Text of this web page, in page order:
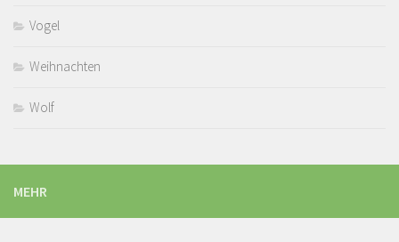
Vogel
Weihnachten
Wolf
MEHR